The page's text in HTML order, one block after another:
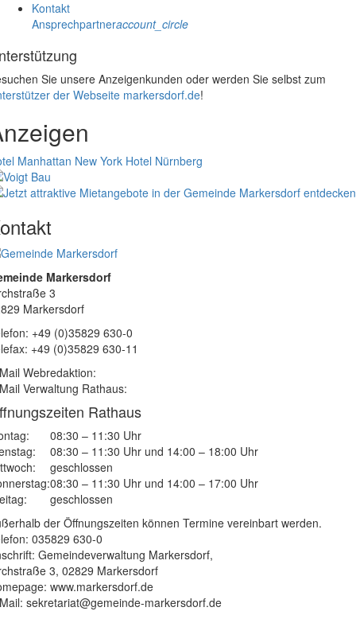
Kontakt
Ansprechpartneraccount_circle
Sie unsere Anzeigenkunden oder werden Sie selbst zum
der Webseite markersdorf.de!
Manhattan New York Hotel Nürnberg
Markersdorf
3
Markersdorf
+49 (0)35829 630-0
+49 (0)35829 630-11
Webredaktion:
Verwaltung Rathaus:
Rathaus
08:30 – 11:30 Uhr
08:30 – 11:30 Uhr und 14:00 – 18:00 Uhr
geschlossen
08:30 – 11:30 Uhr und 14:00 – 17:00 Uhr
geschlossen
der Öffnungszeiten können Termine vereinbart werden.
035829 630-0
Gemeindeverwaltung Markersdorf,
3, 02829 Markersdorf
www.markersdorf.de
sekretariat@gemeinde-markersdorf.de